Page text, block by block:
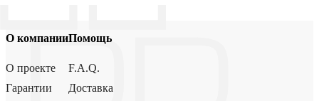
О компании
О проекте
Гарантии
Помощь
F.A.Q.
Доставка